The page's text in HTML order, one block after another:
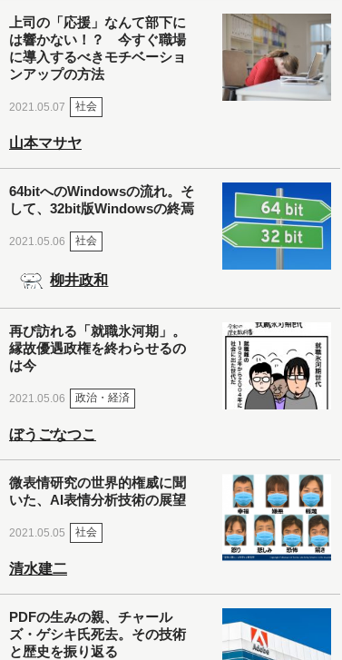
上司の「応援」なんて部下に
は響かない！？ 今すぐ職場
に導入するべきモチベーショ
ンアップの方法
2021.05.07 社会
山本マサヤ
64bitへのWindowsの流れ。そ
して、32bit版Windowsの終焉
2021.05.06 社会
柳井政和
再び訪れる「就職氷河期」。
縁故優遇政権を終わらせるの
は今
2021.05.06 政治・経済
ぼうごなつこ
微表情研究の世界的権威に聞
いた、AI表情分析技術の展望
2021.05.05 社会
清水建二
PDFの生みの親、チャール
ズ・ゲシキ氏死去。その技術
と歴史を振り返る